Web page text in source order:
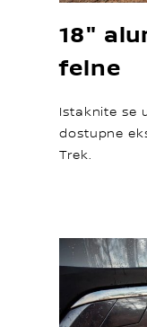
18"
felne
Istaknite se
dostupne
Trek.